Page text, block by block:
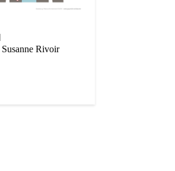
Rivoir